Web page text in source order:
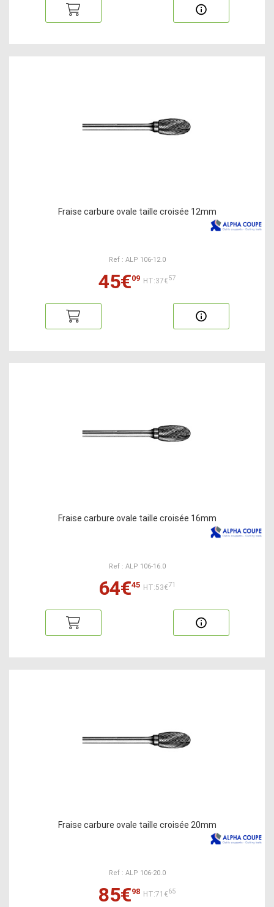
Fraise carbure ovale taille croisée 12mm
Ref : ALP 106-12.0
45€09 HT:37€57
Fraise carbure ovale taille croisée 16mm
Ref : ALP 106-16.0
64€45 HT:53€71
Fraise carbure ovale taille croisée 20mm
Ref : ALP 106-20.0
85€98 HT:71€65